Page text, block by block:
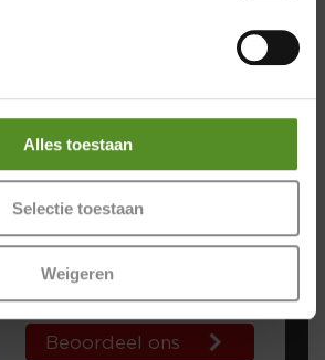
Alles toestaan
Selectie toestaan
Weigeren
12:00 – 17:00